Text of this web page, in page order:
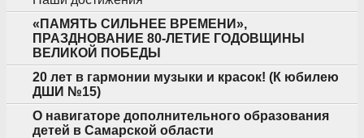
«ПАМЯТЬ СИЛЬНЕЕ ВРЕМЕНИ»,
ПРАЗДНОВАНИЕ 80-ЛЕТИЕ ГОДОВЩИНЫ
ВЕЛИКОЙ ПОБЕДЫ
20 лет в гармонии музыки и красок! (К юбилею
ДШИ №15)
О навигаторе дополнительного образования
детей в Самарской области